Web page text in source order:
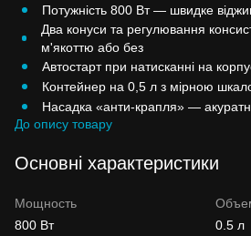
Потужність 800 Вт — швидке
Два конуси та регулювання
м'якоттю або без
Автостарт при натисканні на
Контейнер на 0,5 л з мірною
Насадка «анти-крапля» —
До опису товару
Основні характеристики
Мощность
800 Вт
0.5 л